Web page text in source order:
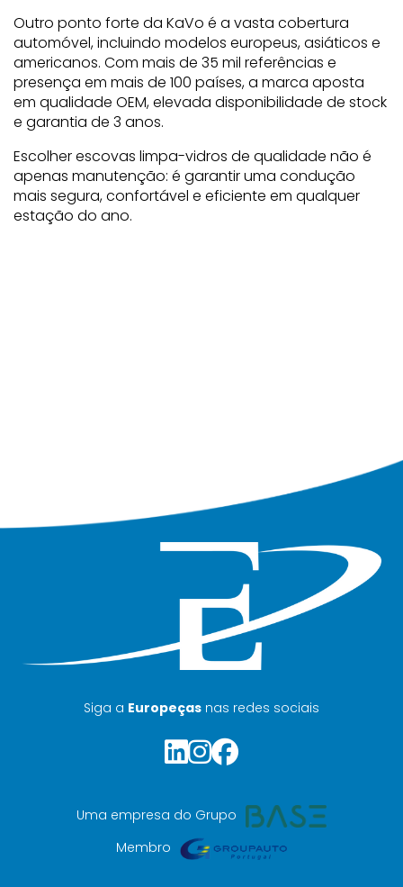
Outro ponto forte da KaVo é a vasta cobertura
automóvel, incluindo modelos europeus, asiáticos e
americanos. Com mais de 35 mil referências e
presença em mais de 100 países, a marca aposta
em qualidade OEM, elevada disponibilidade de stock
e garantia de 3 anos.
Escolher escovas limpa-vidros de qualidade não é
apenas manutenção: é garantir uma condução
mais segura, confortável e eficiente em qualquer
estação do ano.
Siga a Europeças nas redes sociais
Uma empresa do Grupo
Membro